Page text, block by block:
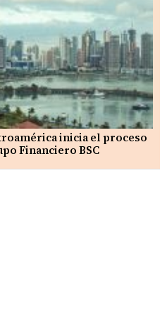
inicia el proceso
Financiero BSC